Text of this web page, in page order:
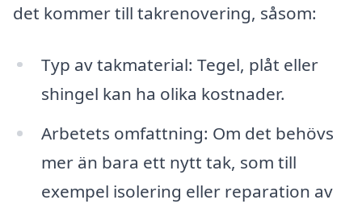
det kommer till takrenovering, såsom:
Typ av takmaterial: Tegel, plåt eller
shingel kan ha olika kostnader.
Arbetets omfattning: Om det behövs
mer än bara ett nytt tak, som till
exempel isolering eller reparation av